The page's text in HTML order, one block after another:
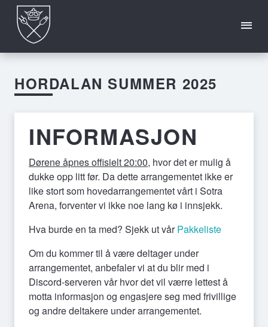
INFO
HORDALAN
2026
OFTE
STILTE
HORDALAN SUMMER 2025
INFORMASJON
Dørene åpnes offisielt 20:00, hvor det er mulig å
dukke opp litt før. Da dette arrangementet ikke er
like stort som hovedarrangementet vårt i Sotra
Arena, forventer vi ikke noe lang kø i innsjekk.
Hva burde en ta med? Sjekk ut vårPakkeliste
Om du kommer til å være deltager under
arrangementet, anbefaler vi at du blir med i
Discord-serveren vår hvor det vil værre lettest å
motta informasjon og engasjere seg med frivillige
og andre deltakere under arrangementet.